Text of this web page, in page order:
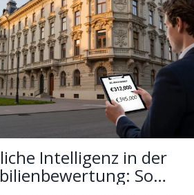
Intelligenz in der
So